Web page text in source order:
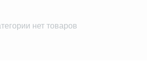
нет товаров